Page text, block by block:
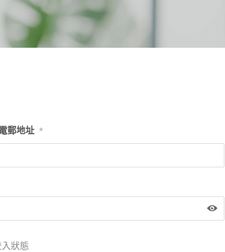
郵地址 *
狀態